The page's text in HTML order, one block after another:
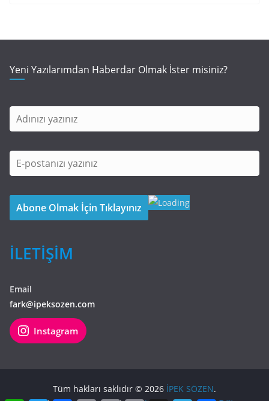
Yeni Yazılarımdan Haberdar Olmak İster misiniz?
İLETİŞİM
Email
fark@ipeksozen.com
Instagram
Tüm hakları saklıdır © 2026 İPEK SÖZEN.